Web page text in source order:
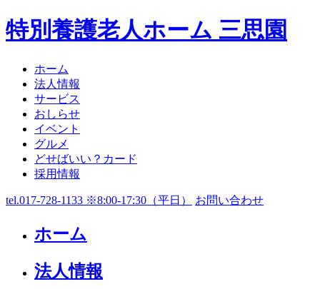
特別養護老人ホーム 三思園
ホーム
法人情報
サービス
おしらせ
イベント
グルメ
どせばいい？カード
採用情報
tel.017-728-1133 ※8:00-17:30（平日） お問い合わせ
ホーム
法人情報